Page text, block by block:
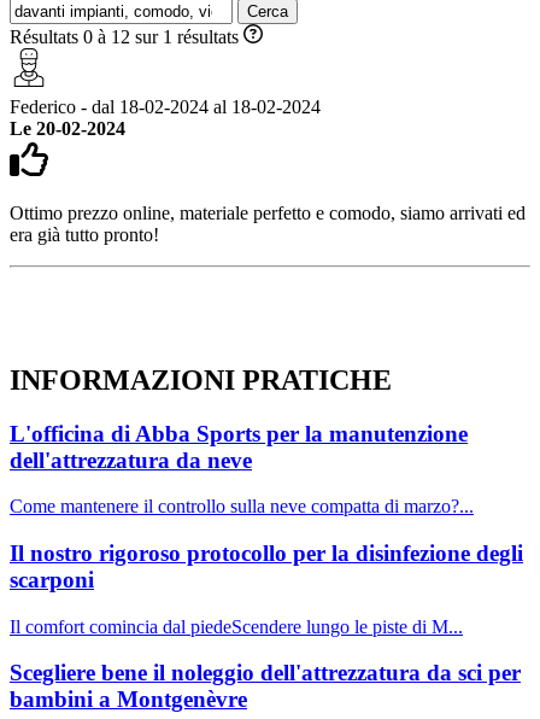
Cerca
Résultats 0 à 12 sur 1 résultats
Federico - dal 18-02-2024 al 18-02-2024
Le 20-02-2024
Ottimo prezzo online, materiale perfetto e comodo, siamo arrivati ed
era già tutto pronto!
INFORMAZIONI PRATICHE
L'officina di Abba Sports per la manutenzione
dell'attrezzatura da neve
Come mantenere il controllo sulla neve compatta di marzo?...
Il nostro rigoroso protocollo per la disinfezione degli
scarponi
Il comfort comincia dal piedeScendere lungo le piste di M...
Scegliere bene il noleggio dell'attrezzatura da sci per
bambini a Montgenèvre